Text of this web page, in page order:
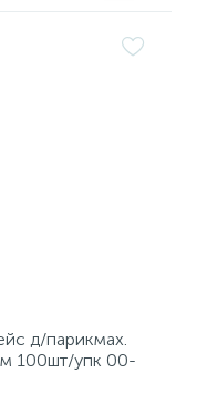
д/парикмах.
100шт/упк 00-